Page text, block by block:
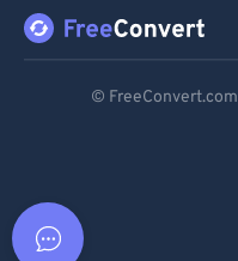
© FreeConvert.com